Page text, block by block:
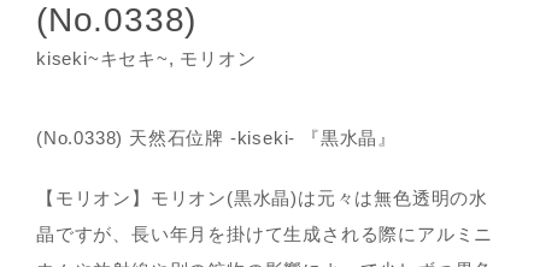
(No.0338)
kiseki~キセキ~, モリオン
(No.0338) 天然石位牌 -kiseki- 『黒水晶』
【モリオン】モリオン(黒水晶)は元々は無色透明の水
晶ですが、長い年月を掛けて生成される際にアルミニ